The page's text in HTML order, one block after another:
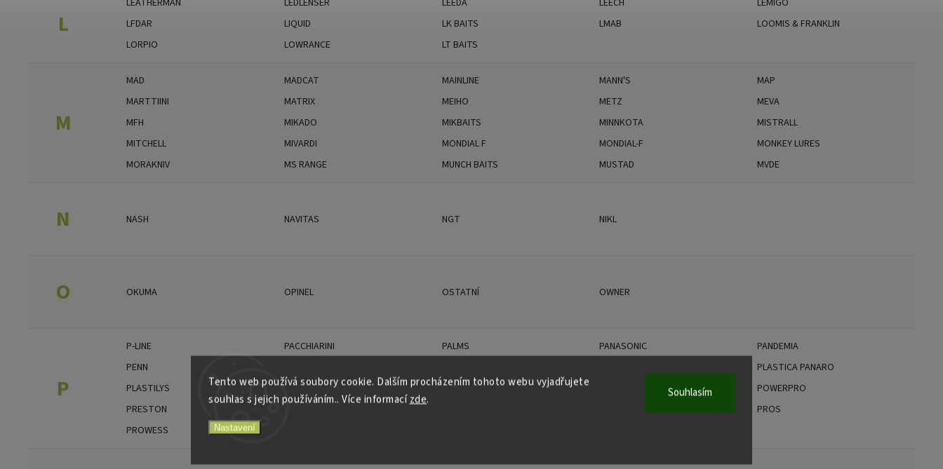
Tento web používá soubory cookie. Dalším procházením tohoto webu vyjadřujete
souhlas s jejich používáním.. Více informacízde.
Nastavení
Souhlasím
L
LEATHERMAN LEDLENSER LEEDA LEECH
LEMIGO
LFDAR
LIQUID LK BAITS LMAB
LOOMIS & FRANKLIN
LORPIO
LOWRANCE LT BAITS
M
MAD MADCAT MAINLINE MANN'S
MAP
MARTTIINI
MATRIX MEIHO METZ
MEVA
MFH
MIKADO MIKBAITS MINNKOTA
MISTRALL
MITCHELL
MIVARDI MONDIAL F MONDIAL-F
MONKEY LURES
MORAKNIV
MS RANGE MUNCH BAITS MUSTAD MVDE
N NASH NAVITAS NGT NIKL
O OKUMA OPINEL OSTATNÍ OWNER
P
P-LINE PACCHIARINI PALMS PANASONIC
PANDEMIA
PENN
PLASTICA PANARO
PLASTILYS
PLATIL POLE POSITION POSEIDON BAITS
POWERPRO
PRESTON
PROS
PROWESS